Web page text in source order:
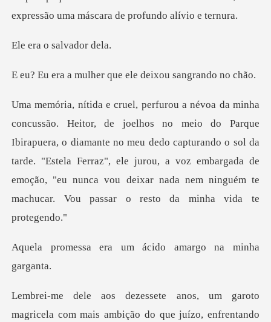
o salvad
her que ele deixou
rapuera, o diamante no meu dedo capturando o sol da
tarde. "Estela Ferraz", ele jurou, a voz embargada de
a um ácido amargo
uízo, enfrentando